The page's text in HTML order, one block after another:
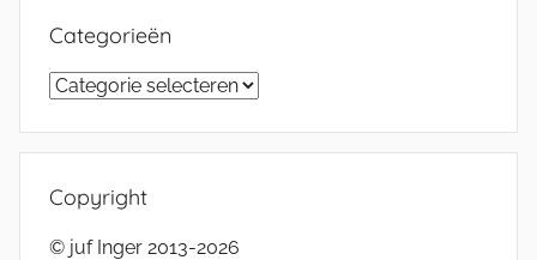
Categorieën
Categorieën
Copyright
© juf Inger 2013-2026